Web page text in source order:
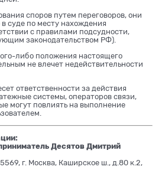
споров путем переговоров, они
суде по месту нахождения
с правилами подсудности,
законодательством РФ).
либо положения настоящего
не влечет недействительности
ответственности за действия
системы, операторов связи,
могут повлиять на выполнение
Десятов Дмитрий
г. Москва, Каширское ш., д.80 к.2,